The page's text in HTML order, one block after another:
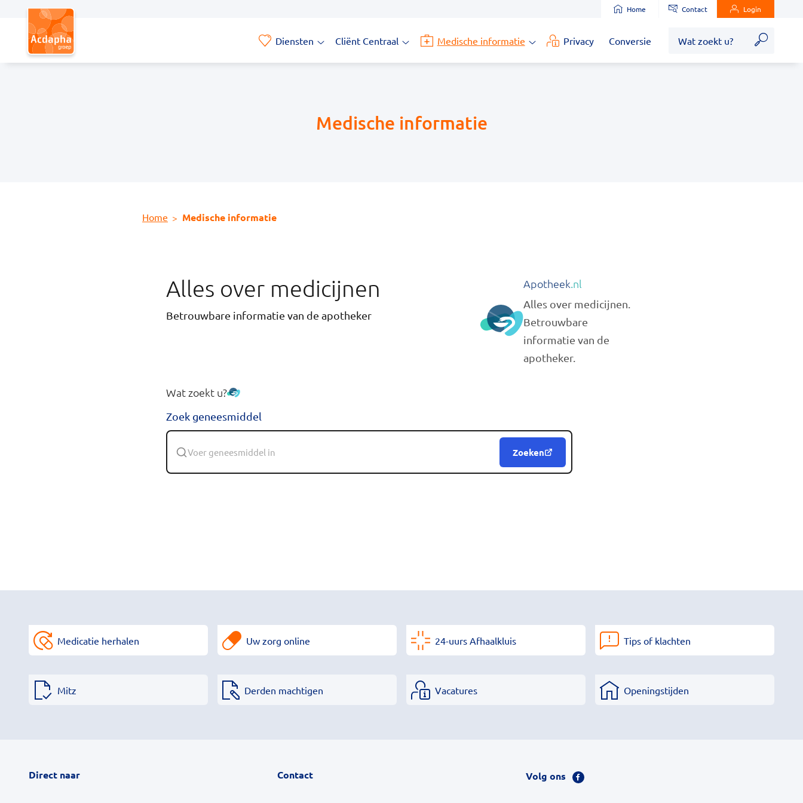
Home Contact Login
Diensten
submenu
Cliënt Centraal
Centraal
Medische informatie
informatie
Privacy Conversie
Home Medische informatie
Medische informatie
Alles over medicijnen
Betrouwbare informatie van de apotheker
Apotheek.nl
Alles over medicijnen.
Betrouwbare
informatie van de
apotheker.
Wat zoekt u?
Zoek geneesmiddel
Zoeken
Medicatie herhalen Uw zorg online 24-uurs Afhaalkluis Tips of klachten
Mitz Derden machtigen Vacatures Openingstijden
Direct naar Contact Volg ons
Bezoek